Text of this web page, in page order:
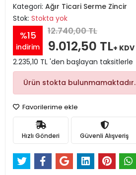
Kategori: Ağır Ticari Serme Zincir
Stok: Stokta yok
%15
indirim
12.740,00 TL
9.012,50 TL+ KDV
2.235,10 TL 'den başlayan taksitlerle
Ürün stokta bulunmamaktadır.
Favorilerime ekle
Hızlı Gönderi Güvenli Alışveriş